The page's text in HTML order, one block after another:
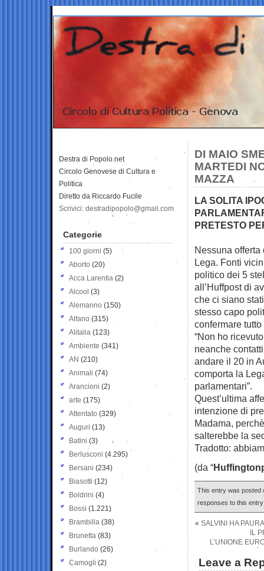
DI MAIO
MARTEDI
MAZZA
LA SOLITA
PRETESTO
Nessuna
Lega. Fonti
politico dei 5
all’Huffpost di
che ci siano
stesso capo
confermare
“Non ho
neanche
andare il 20 in
comporta la
parlamentari”.
Quest’ultima
intenzione di
Madama,
salterebbe la
Tradotto:
(da “
This entry was posted
responses to this
« SALVINI HA
IL
L’UNIONE
Leave a
Destra di Popolo.net
Circolo Genovese di Cultura e
Politica
Diretto da Riccardo Fucile
Scrivici: destradipopolo@gmail.com
Categorie
100 giorni (5)
Aborto (20)
Acca Larentia (2)
Alcool (3)
Alemanno (150)
Alfano (315)
Alitalia (123)
Ambiente (341)
AN (210)
Animali (74)
Arancioni (2)
arte (175)
Attentato (329)
Auguri (13)
Batini (3)
Berlusconi (4.295)
Bersani (234)
Biasotti (12)
Boldrini (4)
Bossi (1.221)
Brambilla (38)
Brunetta (83)
Burlando (26)
Camogli (2)